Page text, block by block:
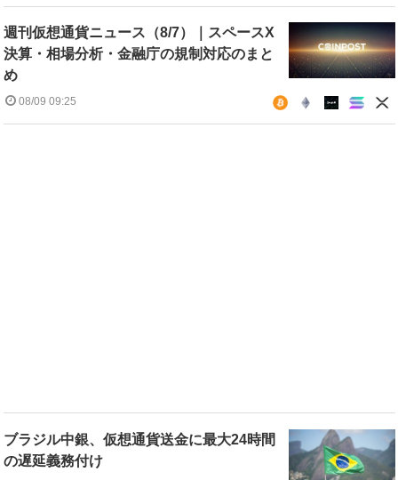
週刊仮想通貨ニュース（8/7）｜スペースX
決算・相場分析・金融庁の規制対応のまと
め
08/09 09:25
ブラジル中銀、仮想通貨送金に最大24時間
の遅延義務付け